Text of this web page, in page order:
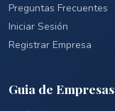
Preguntas Frecuentes
Iniciar Sesión
Registrar Empresa
Guia de Empresas